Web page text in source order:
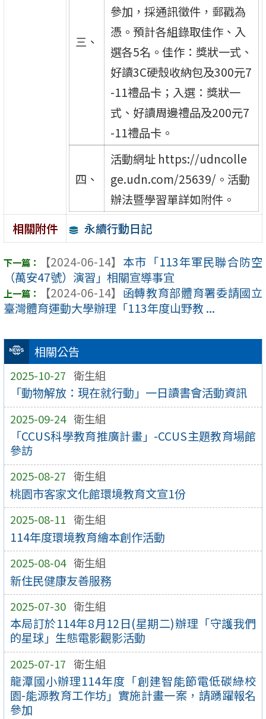
相關公告
2025-10-27 衛生組
「動物解放：現在就行動」一日讀書會活動資訊
2025-09-24 衛生組
「CCUS科學教育推廣計畫」-CCUS主題教育場館
參訪
2025-08-27 衛生組
桃園市客家文化館環境教育文宣1份
2025-08-11 衛生組
114年度環境教育繪本創作活動
2025-08-04 衛生組
新住民健康友善服務
2025-07-30 衛生組
本局訂於114年8月12日(星期二)辦理「守護我們
的星球」生態電影觀影活動
2025-07-17 衛生組
龍潭國小辦理114年度「創建智能節電低碳綠校
園-能源教育工作坊」實施計畫一案，請踴躍報名
參加
三、
參加，採通訊徵件，郵戳為
憑。預計各組錄取佳作、入
選各5名。佳作：獎狀一式、
好讀3C硬殼收納包及300元7
-11禮品卡；入選：獎狀一
式、好讀周邊禮品及200元7
-11禮品卡。
四、
活動網址 https://udncolle
ge.udn.com/25639/。活動
辦法暨學習單詳如附件。
相關附件
永續行動日記
【2024-06-14】 本市「113年軍民聯合防空
（萬安47號）演習」相關宣導事宜
【2024-06-14】 函轉教育部體育署委請國立
臺灣體育運動大學辦理「113年度山野教 ...